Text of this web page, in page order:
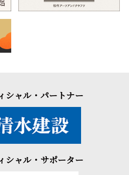
シャル・パートナー
シャル・サポーター